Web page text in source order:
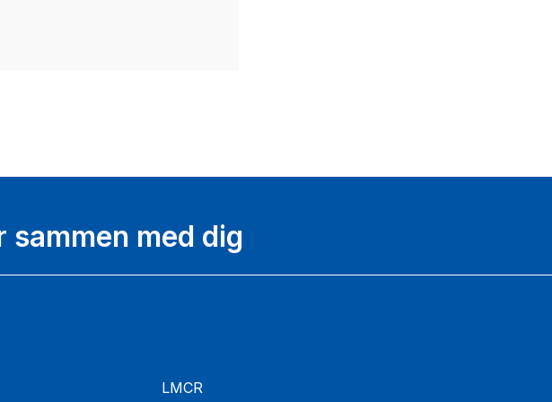
med dig​
LMCR